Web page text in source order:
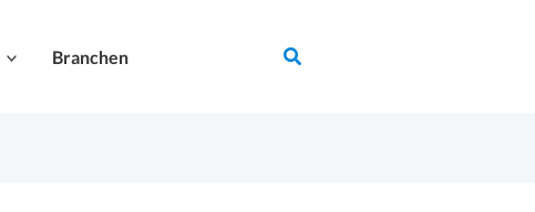
Branchen Suchen